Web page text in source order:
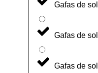
Gafas de
Gafas de
Gafas de